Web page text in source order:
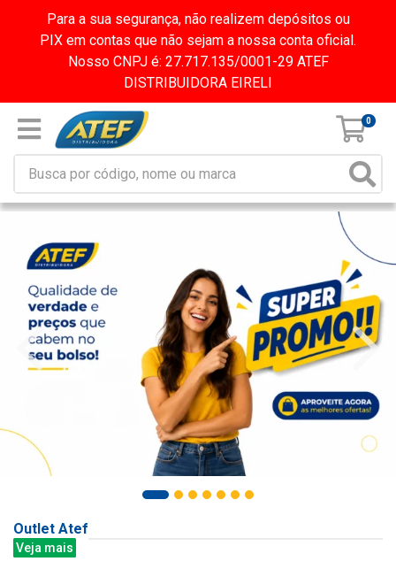
Para a sua segurança, não realizem depósitos ou
PIX em contas que não sejam a nossa conta oficial.
Nosso CNPJ é: 27.717.135/0001-29 ATEF
DISTRIBUIDORA EIRELI
0
Outlet Atef
Veja mais